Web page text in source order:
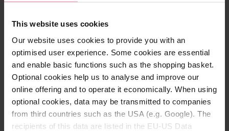
This website uses cookies
Our website uses cookies to provide you with an
optimised user experience. Some cookies are essential
and enable basic functions such as the shopping basket.
Optional cookies help us to analyse and improve our
online offering and to operate it economically. When using
optional cookies, data may be transmitted to companies
from third countries such as the USA (e.g. Google). The
recipients of this data are listed in the EU-US Data
evidenziate, risultando in un'esperienza di sapore più
Conservazione ottimale
Per conservare la freschezza e l'aroma del caffè,
conservarlo in un luogo
fresco asciutto .
Perfeziona la tua esperienza caffè!